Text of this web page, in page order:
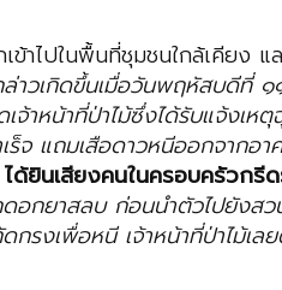
ข้าไปในพื้นที่ชุมชนใกล้เคียง
าวเกิดขึ้นเมื่อวันพฤหัสบดีที่
จ้าหน้าที่ป่าไม้ซึ่งได้รับแจ้งเ
แถมเสือดาวหนีออกจากอา
ด้ยินเสียงคนในครอบครัวกรี
อกยาสลบ ก่อนนำตัวไปยังส
งเพื่อหนี เจ้าหน้าที่ป่าไม้เลย